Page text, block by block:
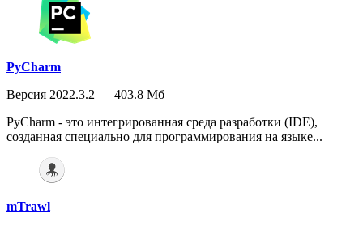
PyCharm
Версия 2022.3.2 — 403.8 Мб
PyCharm - это интегрированная среда разработки (IDE),
созданная специально для программирования на языке...
mTrawl